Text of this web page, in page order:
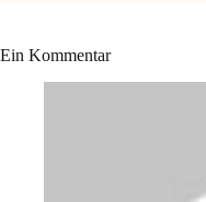
Ein Kommentar